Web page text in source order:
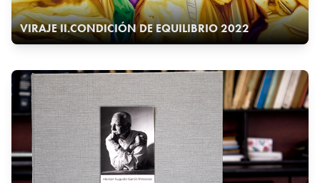
VIRAJE II.CONDICIÓN DE EQUILIBRIO 2022